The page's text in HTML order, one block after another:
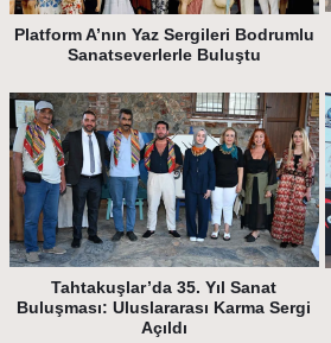
Platform A’nın Yaz Sergileri Bodrumlu
Sanatseverlerle Buluştu
Tahtakuşlar’da 35. Yıl Sanat
Buluşması: Uluslararası Karma Sergi
Açıldı